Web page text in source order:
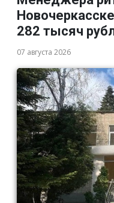
282 тысяч
07 августа 2026